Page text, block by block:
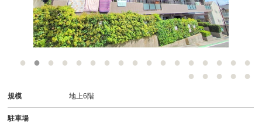
規模 地上6階
駐車場